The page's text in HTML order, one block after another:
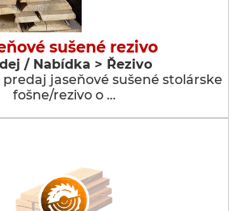
sušené rezivo
/ Nabídka > Řezivo
jaseňové sušené stolárske
fošne/rezivo o …